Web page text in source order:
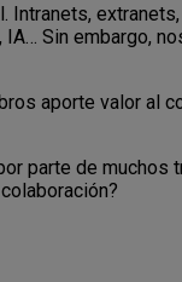
Sin embargo,
aporte valor al
parte de muchos